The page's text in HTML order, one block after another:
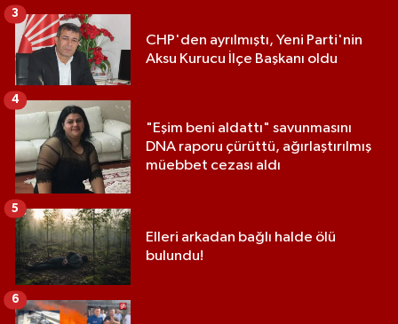
CHP'den ayrılmıştı, Yeni Parti'nin
Aksu Kurucu İlçe Başkanı oldu
3
"Eşim beni aldattı" savunmasını
DNA raporu çürüttü, ağırlaştırılmış
müebbet cezası aldı
4
Elleri arkadan bağlı halde ölü
bulundu!
5
6